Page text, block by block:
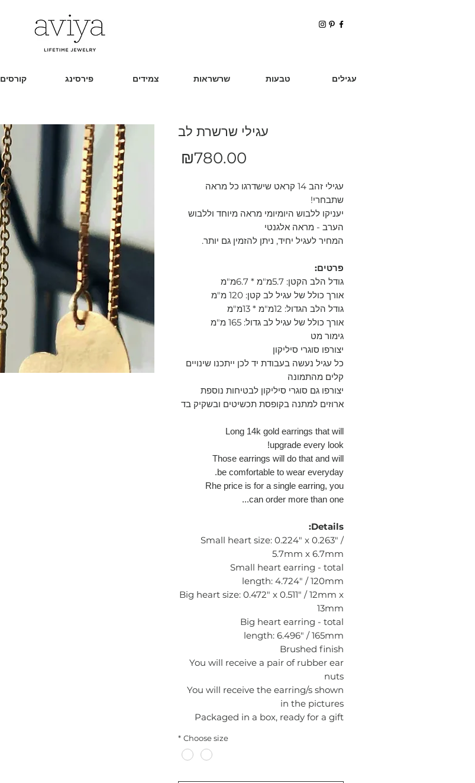
קורסים פירסינג צמידים שרשראות טבעות עגילים
עגילי שרשרת לב
₪780.00
עגילי זהב 14 קראט שישדרגו כל מראה
שתבחרי!
יעניקו ללבוש היומיומי מראה מיוחד וללבוש
הערב - מראה אלגנטי
המחיר לעגיל יחיד, ניתן להזמין גם יותר.
פרטים:
גודל הלב הקטן: 5.7מ"מ * 6.7מ"מ
אורך כולל של עגיל לב קטן: 120 מ"מ
גודל הלב הגדול: 12מ"מ * 13מ"מ
אורך כולל של עגיל לב גדול: 165 מ"מ
גימור מט
יצורפו סוגרי סיליקון
כל עגיל נעשה בעבודת יד לכן ייתכנו שינויים
קלים מהתמונה
יצורפו גם סוגרי סיליקון לבטיחות נוספת
ארוזים למתנה בקופסת תכשיטים ובשקיק בד
Long 14k gold earrings that will
upgrade every look!
Those earrings will do that and will
be comfortable to wear everyday.
Rhe price is for a single earring, you
can order more than one...
Details:
Small heart size: 0.224" x 0.263" /
5.7mm x 6.7mm
Small heart earring - total
length: 4.724" / 120mm
Big heart size: 0.472" x 0.511" / 12mm x
13mm
Big heart earring - total
length: 6.496" / 165mm
Brushed finish
You will receive a pair of rubber ear
nuts
You will receive the earring/s shown
in the pictures
Packaged in a box, ready for a gift
Choose size
*